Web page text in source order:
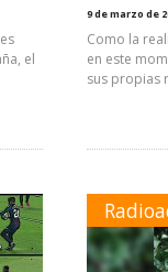
el
9 de marzo de
Como la
en este
sus propias